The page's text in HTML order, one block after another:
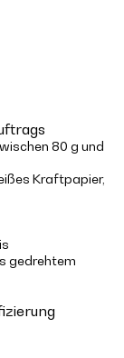
80 g und
Kraftpapier,
gedrehtem